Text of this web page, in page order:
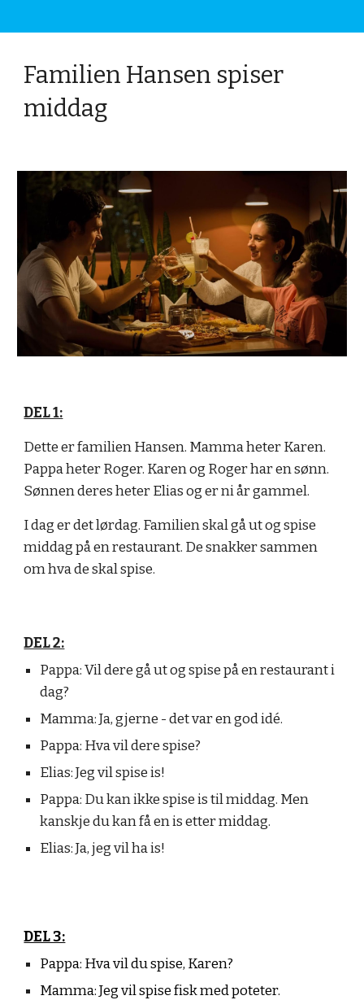
Familien Hansen spiser
middag
DEL 1:
Dette er familien Hansen. Mamma heter Karen.
Pappa heter Roger. Karen og Roger har en sønn.
Sønnen deres heter Elias og er ni år gammel.
I dag er det lørdag. Familien skal gå ut og spise
middag på en restaurant. De snakker sammen
om hva de skal spise.
DEL 2:
Pappa: Vil dere gå ut og spise på en restaurant i
dag?
Mamma: Ja, gjerne - det var en god idé.
Pappa: Hva vil dere spise?
Elias: Jeg vil spise is!
Pappa: Du kan ikke spise is til middag. Men
kanskje du kan få en is etter middag.
Elias: Ja, jeg vil ha is!
DEL 3:
Pappa: Hva vil du spise, Karen?
Mamma: Jeg vil spise fisk med poteter.